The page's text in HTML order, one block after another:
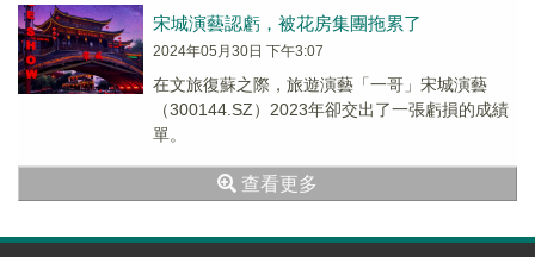
宋城演藝認虧，被花房集團拖累了
2024年05月30日 下午3:07
在文旅復蘇之際，旅遊演藝「一哥」宋城演藝
（300144.SZ）2023年卻交出了一張虧損的成績
單。
查看更多